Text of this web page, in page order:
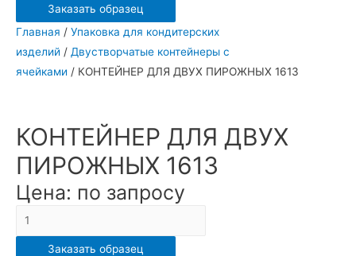
ДВУХ
ПИРОЖНЫХ
1613
Заказать образец
Главная / Упаковка для кондитерских
изделий / Двустворчатые контейнеры с
ячейками / КОНТЕЙНЕР ДЛЯ ДВУХ ПИРОЖНЫХ 1613
КОНТЕЙНЕР ДЛЯ ДВУХ
ПИРОЖНЫХ 1613
Цена: по запросу
Количество
КОНТЕЙНЕР
Заказать образец